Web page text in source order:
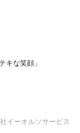
キな笑顔 」
イーオルソサービス